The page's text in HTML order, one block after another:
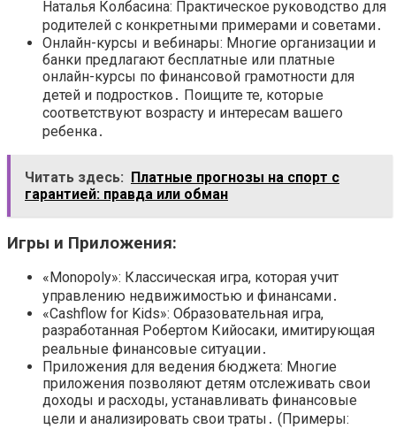
Наталья Колбасина: Практическое руководство для
родителей с конкретными примерами и советами․
Онлайн-курсы и вебинары: Многие организации и
банки предлагают бесплатные или платные
онлайн-курсы по финансовой грамотности для
детей и подростков․ Поищите те, которые
соответствуют возрасту и интересам вашего
ребенка․
Читать здесь: Платные прогнозы на спорт с
гарантией: правда или обман
Игры и Приложения:
«Monopoly»: Классическая игра, которая учит
управлению недвижимостью и финансами․
«Cashflow for Kids»: Образовательная игра,
разработанная Робертом Кийосаки, имитирующая
реальные финансовые ситуации․
Приложения для ведения бюджета: Многие
приложения позволяют детям отслеживать свои
доходы и расходы, устанавливать финансовые
цели и анализировать свои траты․ (Примеры: